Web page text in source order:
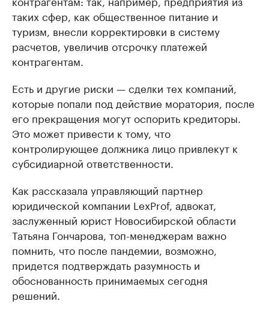
таких сфер, как общественное питание и
туризм, внесли корректировки в систему
расчетов, увеличив отсрочку платежей
контрагентам.
Есть и другие риски — сделки тех компаний,
которые попали под действие моратория, после
его прекращения могут оспорить кредиторы.
Это может привести к тому, что
контролирующее должника лицо привлекут к
субсидиарной ответственности.
Как рассказала управляющий партнер
юридической компании LexProf, адвокат,
заслуженный юрист Новосибирской области
Татьяна Гончарова, топ-менеджерам важно
помнить, что после пандемии, возможно,
придется подтверждать разумность и
обоснованность принимаемых сегодня
решений.